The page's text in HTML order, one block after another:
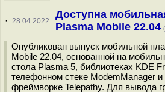
· 28.04.2022
Доступна
Plasma Mobile 22.04
Опубликован выпуск мобильной
Mobile 22.04, основанной на
стола Plasma 5, библиотеках KDE
телефонном стеке ModemManager
фреймворке Telepathy. Для вывода